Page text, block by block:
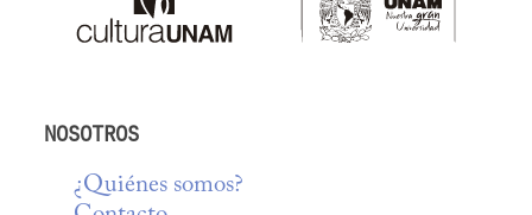
NOSOTROS
¿Quiénes somos?